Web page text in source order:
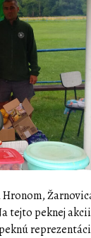
Hronom,
tejto peknej akcii